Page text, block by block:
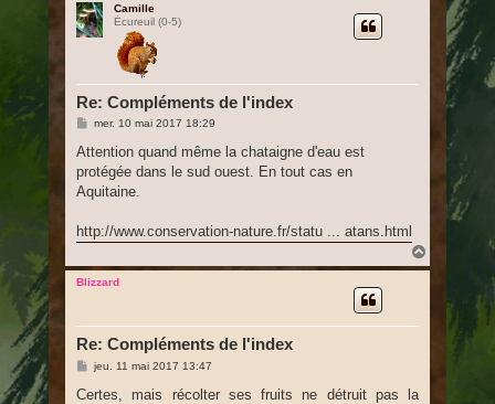
Camille
Écureuil (0-5)
Re: Compléments de l'index
M
s
a
g
e
mer. 10 mai 2017 18:29
Attention quand même la chataigne d'eau est
protégée dans le sud ouest. En tout cas en
Aquitaine.
http://www.conservation-nature.fr/statu ... atans.html
a
Blizzard
Re: Compléments de l'index
M
s
jeu. 11 mai 2017 13:47
Certes, mais récolter ses fruits ne détruit pas la